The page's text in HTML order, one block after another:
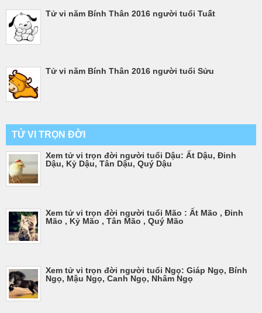
Tử vi năm Bính Thân 2016 người tuổi Tuất
Tử vi năm Bính Thân 2016 người tuổi Sửu
TỬ VI TRỌN ĐỜI
Xem tử vi trọn đời người tuổi Dậu: Ất Dậu, Đinh
Dậu, Kỷ Dậu, Tân Dậu, Quý Dậu
Xem tử vi trọn đời người tuổi Mão : Ất Mão , Đinh
Mão , Kỷ Mão , Tân Mão , Quý Mão
Xem tử vi trọn đời người tuổi Ngọ: Giáp Ngọ, Bính
Ngọ, Mậu Ngọ, Canh Ngọ, Nhâm Ngọ